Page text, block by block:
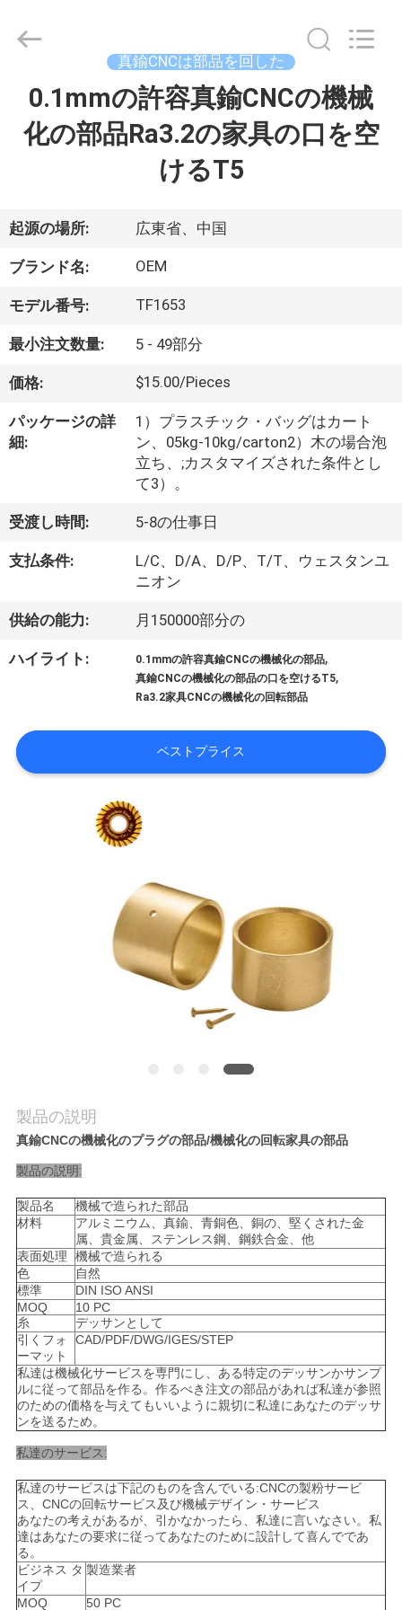
へ
品
わ
た
し
ち
つ
い
ア
だ
さ
い
ニ
ュ
ー
ス
引
を
求
め
Copyright
Shenzhen
Technology
真鍮CNCは部品を回した
0.1mmの許容真鍮CNCの機械
化の部品Ra3.2の家具の口を空
けるT5
起源の場所: 広東省、中国
ブランド名: OEM
モデル番号: TF1653
最小注文数量: 5 - 49部分
価格: $15.00/Pieces
パッケージの詳
細:
1）プラスチック・バッグはカート
ン、05kg-10kg/carton2）木の場合泡
立ち、;カスタマイズされた条件とし
て3）。
受渡し時間: 5-8の仕事日
支払条件:
L/C、D/A、D/P、T/T、ウェスタンユ
ニオン
供給の能力: 月150000部分の
ハイライト: 0.1mmの許容真鍮CNCの機械化の部品,
真鍮CNCの機械化の部品の口を空けるT5,
Ra3.2家具CNCの機械化の回転部品
ベストプライス
製品の説明
真鍮CNCの機械化のプラグの部品/機械化の回転家具の部品
製品の説明:
製品名
機械で造られた部品
材料
アルミニウム、真鍮、青銅色、銅の、堅くされた金
属、貴金属、ステンレス鋼、鋼鉄合金、他
表面処理
機械で造られる
色
自然
標準
DIN ISO ANSI
MOQ
10 PC
糸
デッサンとして
引くフォ
ーマット
CAD/PDF/DWG/IGES/STEP
私達は機械化サービスを専門にし、ある特定のデッサンかサンプ
ルに従って部品を作る。作るべき注文の部品があれば私達が参照
のための価格を与えてもいいように親切に私達にあなたのデッサ
ンを送るため。
私達のサービス:
私達のサービスは下記のものを含んでいる:CNCの製粉サービ
ス、CNCの回転サービス及び機械デザイン・サービス
あなたの考えがあるが、引かなかったら、私達に言いなさい。私
達はあなたの要求に従ってあなたのために設計して喜んでであ
る。
ビジネス タ
イプ
製造業者
MOQ 50 PC